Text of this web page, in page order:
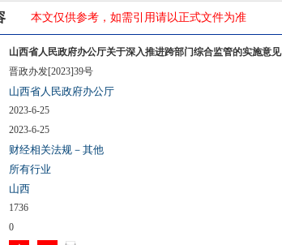
本文仅供参考，如需引用请以正式文件为准
山西省人民政府办公厅关于深入推进跨部门综合监管的实施意见
晋政办发[2023]39号
山西省人民政府办公厅
2023-6-25
2023-6-25
财经相关法规－其他
所有行业
山西
1736
0